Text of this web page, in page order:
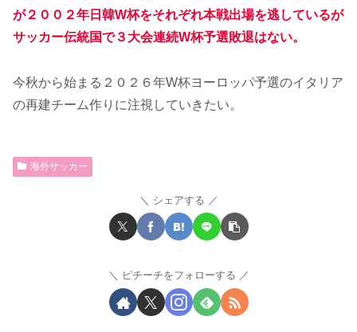
が２００２年日韓W杯をそれぞれ本戦出場を逃しているが
サッカー伝統国で３大会連続W杯予選敗退はない。
今秋から始まる２０２６年W杯ヨーロッパ予選のイタリア
の再建チーム作りに注視していきたい。
海外サッカー
シェアする
ピチーチをフォローする